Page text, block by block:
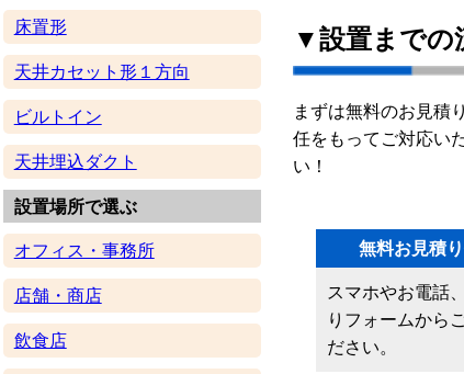
床置形
天井カセット形１方向
ビルトイン
天井埋込ダクト
設置場所で選ぶ
オフィス・事務所
店舗・商店
飲食店
▼設置までの
まずは無料のお見積
任をもってご対応い
い！
無料お見積
スマホやお電話
りフォームから
ださい。